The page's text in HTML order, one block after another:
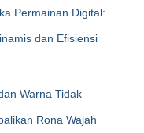
Permainan Digital:
dan Efisiensi
Warna Tidak
Rona Wajah